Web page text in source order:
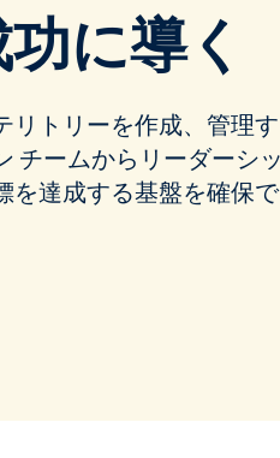
に導く
トリーを作成、管理
チームからリーダーシ
達成する基盤を確保で